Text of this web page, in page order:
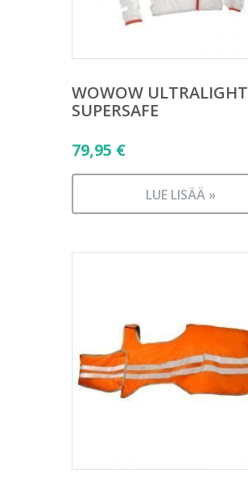
WOWOW ULTRALIGHT
SUPERSAFE
79,95 €
LUE LISÄÄ »